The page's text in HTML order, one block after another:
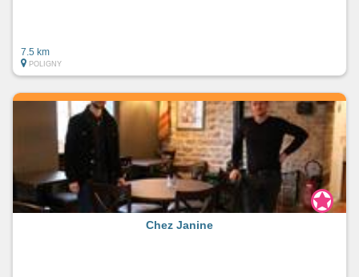
7.5 km
POLIGNY
Chez Janine